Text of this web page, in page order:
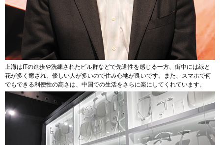
上海はITの進歩や洗練されたビル群などで先進性を感じる一方、街中には緑と
花が多く癒され、優しい人が多いので住み心地が良いです。また、スマホで何
でもできる利便性の高さは、中国での生活をさらに楽にしてくれています。